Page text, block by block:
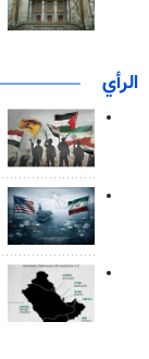
الرأي